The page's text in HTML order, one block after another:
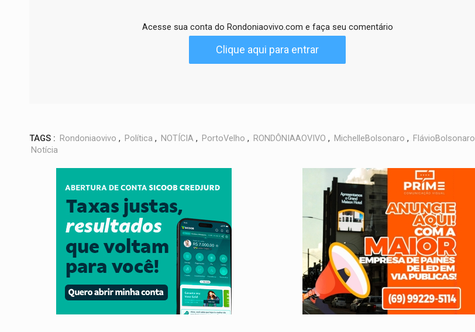
Acesse sua conta do Rondoniaovivo.com e faça seu comentário
Clique aqui para entrar
TAGS : Rondoniaovivo , Política , NOTÍCIA , PortoVelho , RONDÔNIAAOVIVO , MichelleBolsonaro , FlávioBolsonaro
Notícia